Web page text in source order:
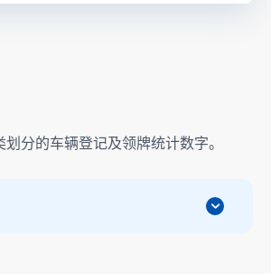
分的车辆登记及领牌统计数字。